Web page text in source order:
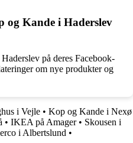
og Kande i Haderslev
på deres Facebook-
om nye produkter og
i Vejle • Kop og Kande i Nexø
• IKEA på Amager• Skousen i
i Albertslund •